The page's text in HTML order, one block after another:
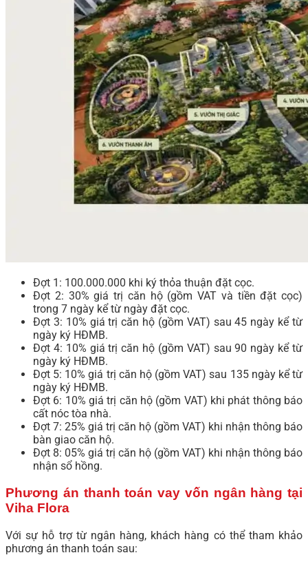
Đợt 1: 100.000.000 khi ký thỏa thuận đặt cọc.
Đợt 2: 30% giá trị căn hộ (gồm VAT và tiền đặt cọc)
trong 7 ngày kể từ ngày đặt cọc.
Đợt 3: 10% giá trị căn hộ (gồm VAT) sau 45 ngày kể từ
ngày ký HĐMB.
Đợt 4: 10% giá trị căn hộ (gồm VAT) sau 90 ngày kể từ
ngày ký HĐMB.
Đợt 5: 10% giá trị căn hộ (gồm VAT) sau 135 ngày kể từ
ngày ký HĐMB.
Đợt 6: 10% giá trị căn hộ (gồm VAT) khi phát thông báo
cất nóc tòa nhà.
Đợt 7: 25% giá trị căn hộ (gồm VAT) khi nhận thông báo
bàn giao căn hộ.
Đợt 8: 05% giá trị căn hộ (gồm VAT) khi nhận thông báo
nhận sổ hồng.
Phương án thanh toán vay vốn ngân hàng tại
Viha Flora
Với sự hỗ trợ từ ngân hàng, khách hàng có thể tham khảo
phương án thanh toán sau: